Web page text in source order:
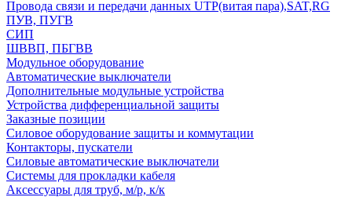
Провода связи и передачи данных UTP(витая пара),SAT,RG
ПУВ, ПУГВ
СИП
ШВВП, ПБГВВ
Модульное оборудование
Автоматические выключатели
Дополнительные модульные устройства
Устройства дифференциальной защиты
Заказные позиции
Силовое оборудование защиты и коммутации
Контакторы, пускатели
Силовые автоматические выключатели
Системы для прокладки кабеля
Аксессуары для труб, м/р, к/к